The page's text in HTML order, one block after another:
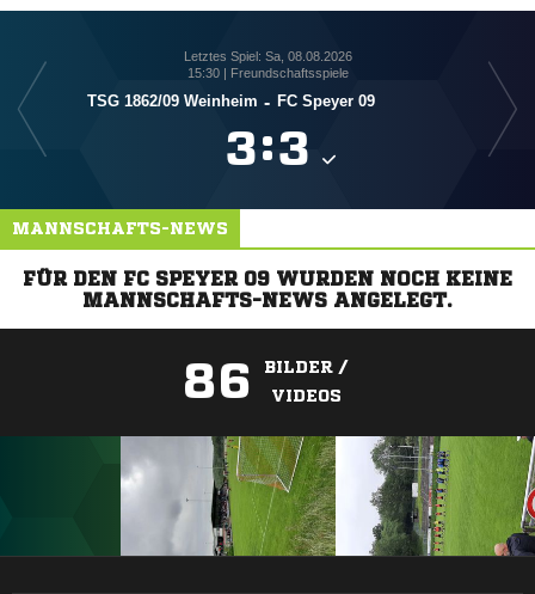
Letztes Spiel: Sa, 08.08.2026
15:30 | Freundschaftsspiele
TSG 1862/​09 Weinheim - FC Speyer 09
:
MANNSCHAFTS-NEWS
FÜR DEN FC SPEYER 09 WURDEN NOCH KEINE
MANNSCHAFTS-NEWS ANGELEGT.
86
BILDER /
VIDEOS